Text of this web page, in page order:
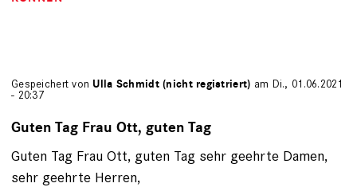
Gespeichert von Ulla Schmidt (nicht registriert) am Di., 01.06.2021
- 20:37
Guten Tag Frau Ott, guten Tag
Guten Tag Frau Ott, guten Tag sehr geehrte Damen,
sehr geehrte Herren,